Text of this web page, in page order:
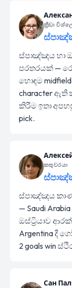
ක්‍රීඩා
ස්පාඤ්ඤය හා
පරතරයක් —
හොඳම
character ඇති
කිරීම ඉතා
pick.
කතුවරයා
ස්පාඤ්ඤය
— Saudi Arabia
ඔස්ට්‍රියාව
Argentina දී
2 goals win
Сан